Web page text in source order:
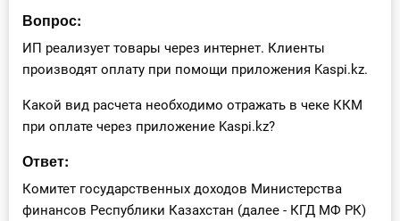
Вебинары
Справочник бухгалтера
Участник ВЭД
Кадры. Труд. Зарплата.
Вопрос:
ИП реализует товары через интернет. Клиенты
производят оплату при помощи приложения Kaspi.kz.
Какой вид расчета необходимо отражать в чеке ККМ
при оплате через приложение Kaspi.kz?
Ответ:
Комитет государственных доходов Министерства
финансов Республики Казахстан (далее - КГД МФ РК)